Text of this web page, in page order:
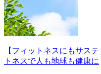
【フィットネスにもサス
トネスで人も地球も健康に